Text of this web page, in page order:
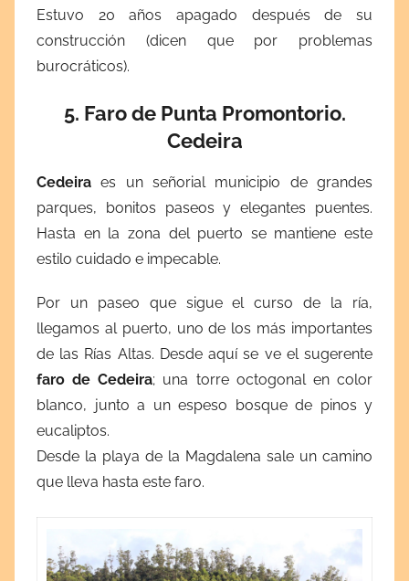
Estuvo 20 años apagado después de su
construcción (dicen que por problemas
burocráticos).
5. Faro de Punta Promontorio.
Cedeira
Cedeira es un señorial municipio de grandes
parques, bonitos paseos y elegantes puentes.
Hasta en la zona del puerto se mantiene este
estilo cuidado e impecable.
Por un paseo que sigue el curso de la ría,
llegamos al puerto, uno de los más importantes
de las Rías Altas. Desde aquí se ve el sugerente
faro de Cedeira; una torre octogonal en color
blanco, junto a un espeso bosque de pinos y
eucaliptos.
Desde la playa de la Magdalena sale un camino
que lleva hasta este faro.